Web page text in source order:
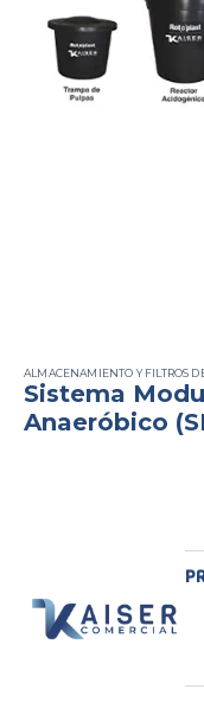
ALMACENAMIENTO Y FILTROS
Sistema
Anaeróbico